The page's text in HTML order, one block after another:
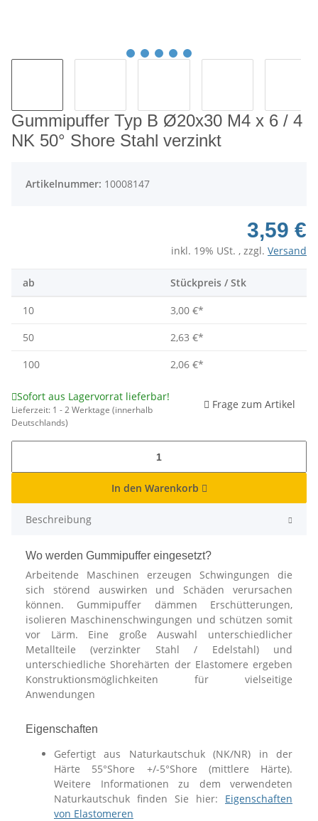
Gummipuffer Typ B Ø20x30 M4 x 6 / 4
NK 50° Shore Stahl verzinkt
Artikelnummer: 10008147
3,59 €
inkl. 19% USt. , zzgl. Versand
ab Stückpreis / Stk
10 3,00 €*
50
2,63 €*
100
2,06 €*
Sofort aus Lagervorrat lieferbar!
Lieferzeit: 1 - 2 Werktage (innerhalb
Deutschlands)
Frage zum Artikel
In den Warenkorb
Beschreibung
Wo werden Gummipuffer eingesetzt?
Arbeitende Maschinen erzeugen Schwingungen die
sich störend auswirken und Schäden verursachen
können. Gummipuffer dämmen Erschütterungen,
isolieren Maschinenschwingungen und schützen somit
vor Lärm. Eine große Auswahl unterschiedlicher
Metallteile (verzinkter Stahl / Edelstahl) und
unterschiedliche Shorehärten der Elastomere ergeben
Konstruktionsmöglichkeiten für vielseitige
Anwendungen
Eigenschaften
Gefertigt aus Naturkautschuk (NK/NR) in der
Härte 55°Shore +/-5°Shore (mittlere Härte).
Weitere Informationen zu dem verwendeten
Naturkautschuk finden Sie hier: Eigenschaften
von Elastomeren